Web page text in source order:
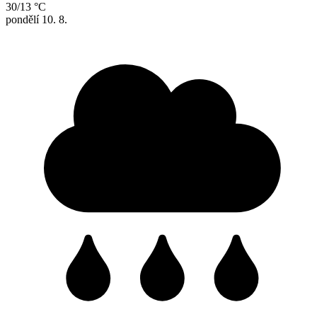
30/13 °C
pondělí 10. 8.